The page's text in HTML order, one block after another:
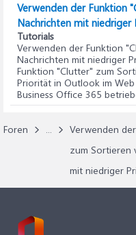
Verwenden der Funktion
Nachrichten mit niedriger
Tutorials
Verwenden der Funktion
Nachrichten mit niedriger
Funktion "Clutter" zum
Priorität in Outlook im
Business Office 365
Foren ...
Verwenden
zum Sortieren
mit niedriger